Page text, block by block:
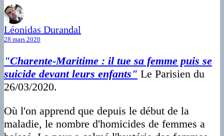
Léonidas Durandal
28 mars 2020
"Charente-Maritime : il tue sa femme puis se
suicide devant leurs enfants" Le Parisien du
26/03/2020.
Où l'on apprend que depuis le début de la
maladie, le nombre d'homicides de femmes a